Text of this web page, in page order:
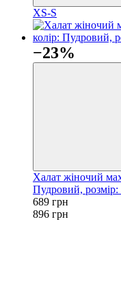
XS-S
−23%
Халат жіночий
Пудровий,
689 грн
896 грн